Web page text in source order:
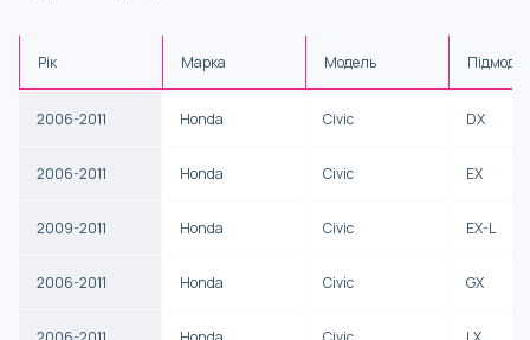
Рік Марка Модель
2006-2011 Honda Civic DX
2006-2011 Honda Civic EX
2009-2011 Honda Civic EX-L
2006-2011 Honda Civic GX